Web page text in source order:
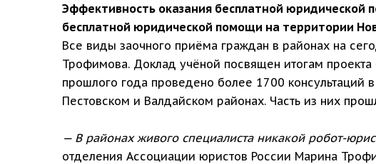
Эффективность оказания бесплатной юридической
бесплатной юридической помощи на территории
Все виды заочного приёма граждан в районах на
Трофимова. Доклад учёной посвящен итогам
прошлого года проведено более 1700 консультаций
Пестовском и Валдайском районах. Часть из них
— В районах живого специалиста никакой робот-
отделения Ассоциации юристов России Марина